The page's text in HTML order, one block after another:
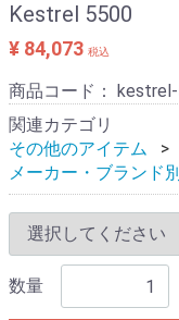
Kestrel 5500
¥ 84,073 税込
商品コード：
関連カテゴリ
その他のアイテム
メーカー・ブランド
数量